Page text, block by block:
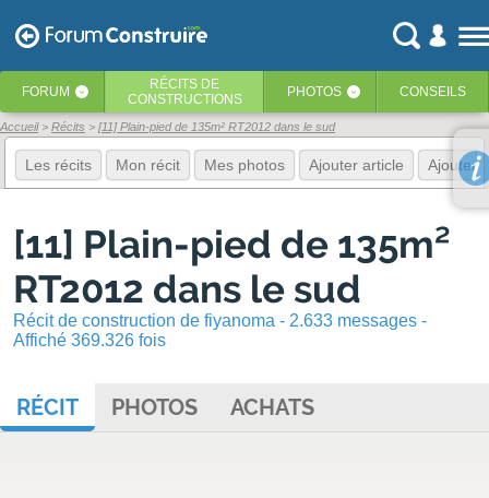
FORUM ‹ RÉCITS DE
CONSTRUCTIONS
PHOTOS ‹ CONSEILS
Accueil Récits [11] Plain-pied de 135m² RT2012 dans le sud
Les récits Mon récit Mes photos Ajouter article Ajouter
[11] Plain-pied de 135m²
RT2012 dans le sud
Récit de construction de fiyanoma - 2.633 messages -
Affiché 369.326 fois
RÉCIT PHOTOS ACHATS